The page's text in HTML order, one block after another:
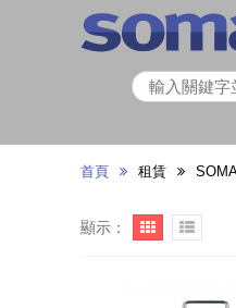
首頁 租賃
顯示：